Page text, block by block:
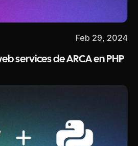
Feb 29, 2024
services de ARCA en PHP